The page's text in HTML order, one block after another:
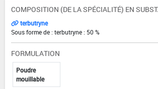
COMPOSITION (DE LA SPÉCIALITÉ) EN
terbutryne
Sous forme de : terbutryne : 50 %
FORMULATION
Poudre
mouillable